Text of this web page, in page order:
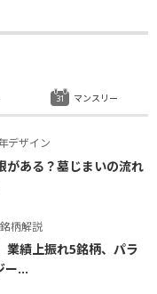
デザイン
がある？墓じまいの流れ
柄解説
業績上振れ5銘柄、パラ
ー...
マンスリー